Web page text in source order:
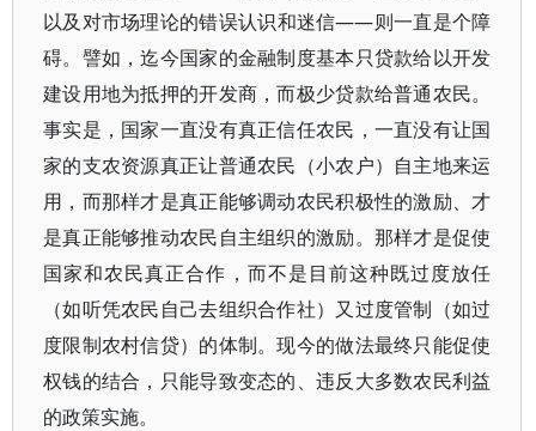
以及对市场理论的错误认识和迷信——则一直是个障
碍。譬如，迄今国家的金融制度基本只贷款给以开发
建设用地为抵押的开发商，而极少贷款给普通农民。
事实是，国家一直没有真正信任农民，一直没有让国
家的支农资源真正让普通农民（小农户）自主地来运
用，而那样才是真正能够调动农民积极性的激励、才
是真正能够推动农民自主组织的激励。那样才是促使
国家和农民真正合作，而不是目前这种既过度放任
（如听凭农民自己去组织合作社）又过度管制（如过
度限制农村信贷）的体制。现今的做法最终只能促使
权钱的结合，只能导致变态的、违反大多数农民利益
的政策实施。